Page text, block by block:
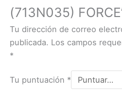
(713N035)
Tu dirección de correo
publicada. Los campos
*
Tu puntuación *